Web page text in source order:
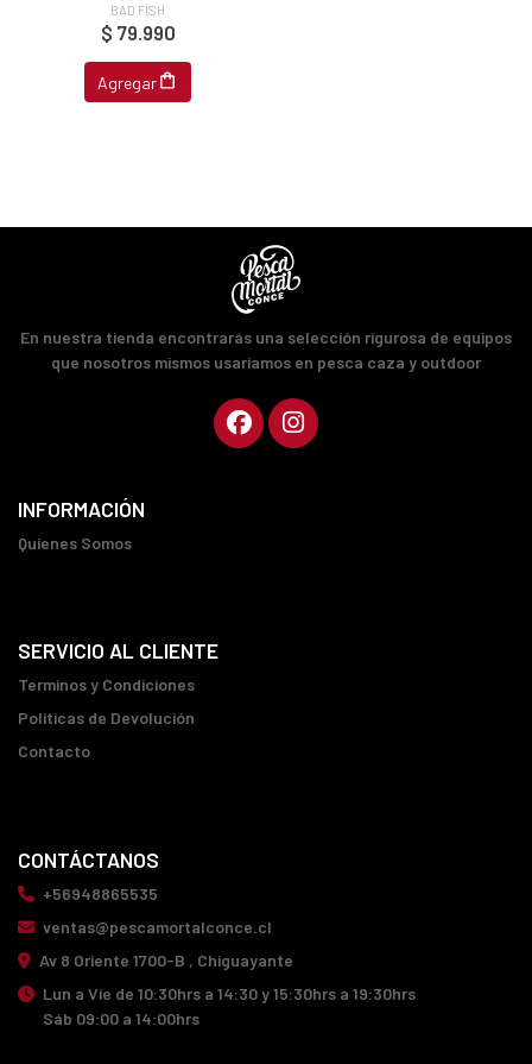
BAD FISH
$ 79.990
Agregar
En nuestra tienda encontrarás una selección rigurosa de equipos
que nosotros mismos usaríamos en pesca caza y outdoor
INFORMACIÓN
Quienes Somos
SERVICIO AL CLIENTE
Terminos y Condiciones
Políticas de Devolución
Contacto
CONTÁCTANOS
+56948865535
ventas@pescamortalconce.cl
Av 8 Oriente 1700-B , Chiguayante
Lun a Vie de 10:30hrs a 14:30 y 15:30hrs a 19:30hrs
Sáb 09:00 a 14:00hrs